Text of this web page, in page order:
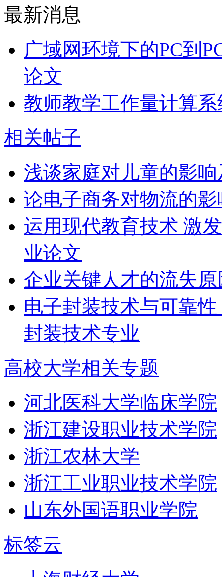
最新消息
广域网环境下的PC到
论文
教师教学工作量计算
相关帖子
浅谈家庭对儿童的影
论电子商务对物流的
运用现代教育技术 激
业论文
企业关键人才的流失
电子封装技术与可靠
封装技术专业
高校大学相关专题
河北医科大学临床学院
浙江建设职业技术学院
浙江农林大学
浙江工业职业技术学院
山东外国语职业学院
标签云